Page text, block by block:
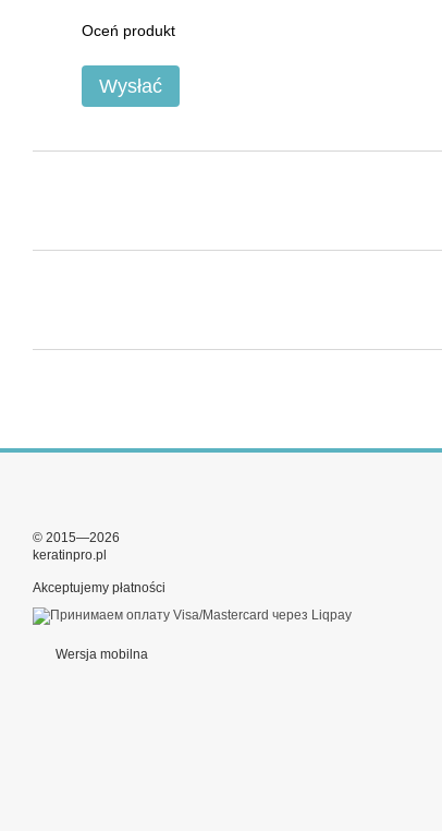
Oceń produkt
Wysłać
© 2015—2026
keratinpro.pl
Akceptujemy płatności
Wersja mobilna